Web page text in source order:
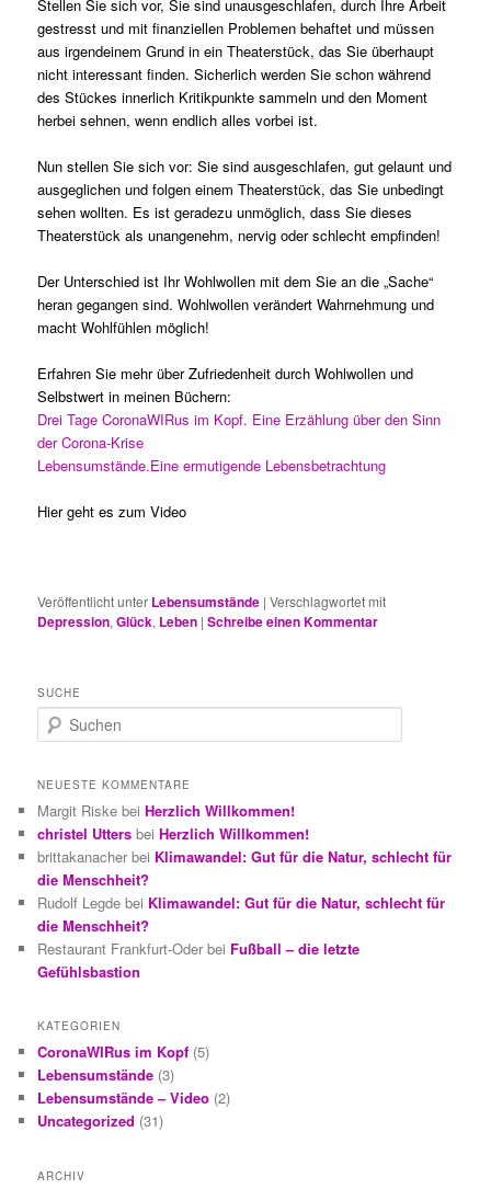
Stellen Sie sich vor, Sie sind unausgeschlafen, durch Ihre Arbeit
gestresst und mit finanziellen Problemen behaftet und müssen
aus irgendeinem Grund in ein Theaterstück, das Sie überhaupt
nicht interessant finden. Sicherlich werden Sie schon während
des Stückes innerlich Kritikpunkte sammeln und den Moment
herbei sehnen, wenn endlich alles vorbei ist.
Nun stellen Sie sich vor: Sie sind ausgeschlafen, gut gelaunt und
ausgeglichen und folgen einem Theaterstück, das Sie unbedingt
sehen wollten. Es ist geradezu unmöglich, dass Sie dieses
Theaterstück als unangenehm, nervig oder schlecht empfinden!
Der Unterschied ist Ihr Wohlwollen mit dem Sie an die „Sache“
heran gegangen sind. Wohlwollen verändert Wahrnehmung und
macht Wohlfühlen möglich!
Erfahren Sie mehr über Zufriedenheit durch Wohlwollen und
Selbstwert in meinen Büchern:
Drei Tage CoronaWIRus im Kopf. Eine Erzählung über den Sinn
der Corona-Krise
Lebensumstände.Eine ermutigende Lebensbetrachtung
Hier geht es zum Video
Veröffentlicht unter Lebensumstände |Verschlagwortet mit
Depression,Glück, Leben |Schreibe einen Kommentar
SUCHE
u
h
n
NEUESTE KOMMENTARE
Margit Riske beiHerzlich Willkommen!
christel Utters beiHerzlich Willkommen!
brittakanacher bei Klimawandel: Gut für die Natur, schlecht für
die Menschheit?
Rudolf Legde bei Klimawandel: Gut für die Natur, schlecht für
die Menschheit?
Restaurant Frankfurt-Oder bei Fußball – die letzte
Gefühlsbastion
KATEGORIEN
CoronaWIRus im Kopf (5)
Lebensumstände (3)
Lebensumstände – Video (2)
Uncategorized (31)
ARCHIV